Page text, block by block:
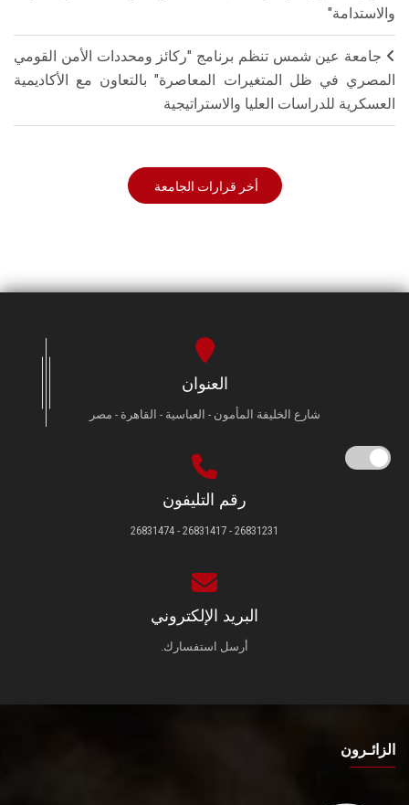
والاستدامة"
جامعة عين شمس تنظم برنامج "ركائز ومحددات الأمن القومي
المصري في ظل المتغيرات المعاصرة" بالتعاون مع الأكاديمية
العسكرية للدراسات العليا والاستراتيجية
أخر قرارات الجامعة
العنوان
شارع الخليفة المأمون - العباسية - القاهرة - مصر
رقم التليفون
26831231 - 26831417 - 26831474
البريد الإلكتروني
أرسل استفسارك.
الزائـرون